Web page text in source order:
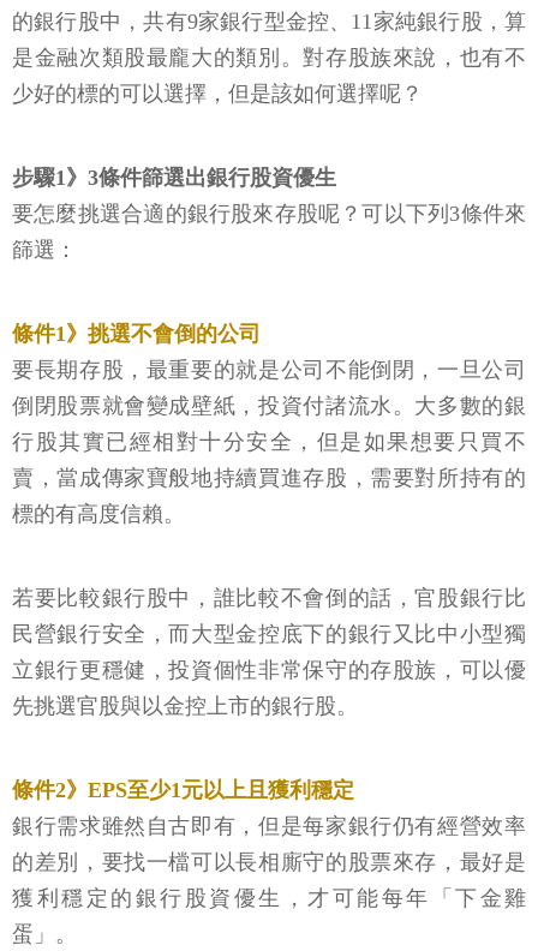
的銀行股中，共有9家銀行型金控、11家純銀行股，算
是金融次類股最龐大的類別。對存股族來說，也有不
少好的標的可以選擇，但是該如何選擇呢？
步驟1》3條件篩選出銀行股資優生
要怎麼挑選合適的銀行股來存股呢？可以下列3條件來
篩選：
條件1》挑選不會倒的公司
要長期存股，最重要的就是公司不能倒閉，一旦公司
倒閉股票就會變成壁紙，投資付諸流水。大多數的銀
行股其實已經相對十分安全，但是如果想要只買不
賣，當成傳家寶般地持續買進存股，需要對所持有的
標的有高度信賴。
若要比較銀行股中，誰比較不會倒的話，官股銀行比
民營銀行安全，而大型金控底下的銀行又比中小型獨
立銀行更穩健，投資個性非常保守的存股族，可以優
先挑選官股與以金控上市的銀行股。
條件2》EPS至少1元以上且獲利穩定
銀行需求雖然自古即有，但是每家銀行仍有經營效率
的差別，要找一檔可以長相廝守的股票來存，最好是
獲利穩定的銀行股資優生，才可能每年「下金雞
蛋」。